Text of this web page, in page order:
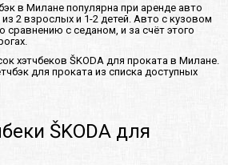
в Милане популярна при аренде авто
2 взрослых и 1-2 детей. Авто с кузовом
сравнению с седаном, и за счёт этого
хэтчбеков ŠKODA для проката в Милане.
для проката из списка доступных
ŠKODA для